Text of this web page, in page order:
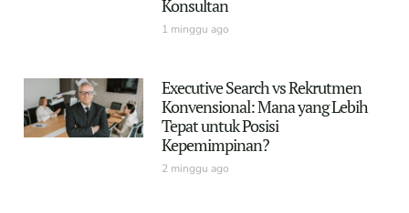
Konsultan
1 minggu ago
Executive Search vs Rekrutmen
Konvensional: Mana yang Lebih
Tepat untuk Posisi
Kepemimpinan?
2 minggu ago